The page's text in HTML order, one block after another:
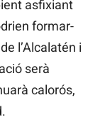
asfixiant
formar-
l’Alcalatén i
serà
calorós,